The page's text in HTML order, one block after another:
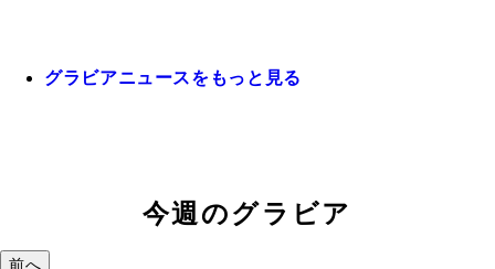
グラビアニュースをもっと見る
今週のグラビア
前へ